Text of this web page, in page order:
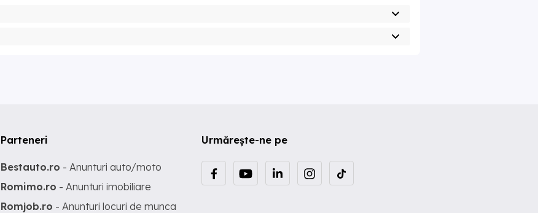
Urmărește-ne pe
Parteneri
Bestauto.ro - Anunturi auto/moto
Romimo.ro - Anunturi imobiliare
Romjob.ro - Anunturi locuri de munca